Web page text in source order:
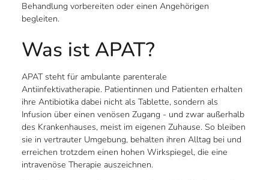
Behandlung vorbereiten oder einen Angehörigen
begleiten.
Was ist APAT?
APAT steht für ambulante parenterale
Antiinfektivatherapie. Patientinnen und Patienten erhalten
ihre Antibiotika dabei nicht als Tablette, sondern als
Infusion über einen venösen Zugang - und zwar außerhalb
des Krankenhauses, meist im eigenen Zuhause. So bleiben
sie in vertrauter Umgebung, behalten ihren Alltag bei und
erreichen trotzdem einen hohen Wirkspiegel, die eine
intravenöse Therapie auszeichnen.